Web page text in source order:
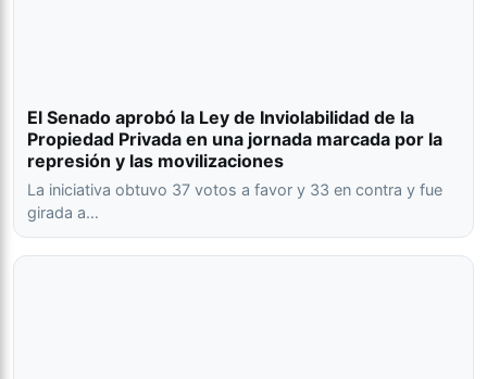
El Senado aprobó la Ley de Inviolabilidad de la
Propiedad Privada en una jornada marcada por la
represión y las movilizaciones
La iniciativa obtuvo 37 votos a favor y 33 en contra y fue
girada a…